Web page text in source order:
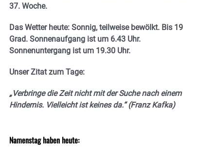
37. Woche.
Das Wetter heute: Sonnig, teilweise bewölkt. Bis 19
Grad. Sonnenaufgang ist um 6.43 Uhr.
Sonnenuntergang ist um 19.30 Uhr.
Unser Zitat zum Tage:
„Verbringe die Zeit nicht mit der Suche nach einem
Hindernis. Vielleicht ist keines da.“ (Franz Kafka)
Namenstag haben heute: